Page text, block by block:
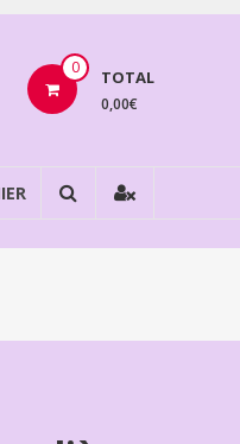
0 TOTAL
0,00€